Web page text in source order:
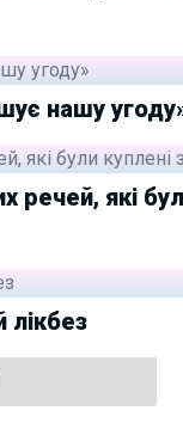
нашу
речей, які
лікбез